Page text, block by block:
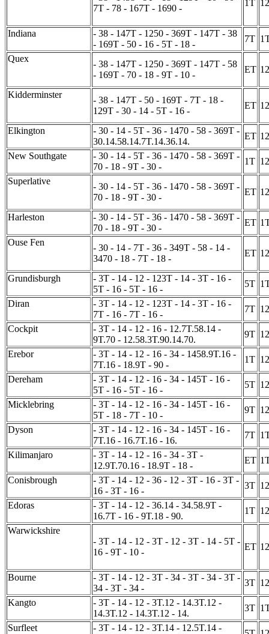
7T - 78 - 167T - 1690 -
1T 12
Indiana
- 38 - 147T - 1250 - 369T - 147T - 38
- 169T - 50 - 16 - 5T - 18 -
7T
Quex
- 38 - 147T - 1250 - 369T - 147T - 58
- 169T - 70 - 18 - 9T - 10 -
ET 12
Kidderminster
- 38 - 147T - 50 - 169T - 7T - 18 -
129T - 30 - 14 - 5T - 16 -
ET 12
Elkington
- 30 - 14 - 5T - 36 - 1470 - 58 - 369T -
30.14.58.14.7T.14.36.14.
ET 12
New Southgate
- 30 - 14 - 5T - 36 - 1470 - 58 - 369T -
70 - 18 - 9T - 30 -
1T 12
Superlative
- 30 - 14 - 5T - 36 - 1470 - 58 - 369T -
70 - 18 - 9T - 30 -
ET 12
Harleston
- 30 - 14 - 5T - 36 - 1470 - 58 - 369T -
70 - 18 - 9T - 30 -
ET
Ouse Fen
- 30 - 14 - 7T - 36 - 349T - 58 - 14 -
3470 - 18 - 7T - 18 -
ET 12
Grundisburgh
- 3T - 14 - 12 - 123T - 14 - 3T - 16 -
5T - 16 - 5T - 16 -
5T
Diran
- 3T - 14 - 12 - 123T - 14 - 3T - 16 -
7T - 16 - 7T - 16 -
7T 12
Cockpit
- 3T - 14 - 12 - 16 - 12.7T.58.14 -
9T.70 - 12.58.3T.90.14.70.
9T 12
Erebor
- 3T - 14 - 12 - 16 - 34 - 1458.9T.16 -
7T.16 - 18.9T - 90 -
1T 12
Dereham
- 3T - 14 - 12 - 16 - 34 - 145T - 16 -
5T - 16 - 5T - 16 -
5T 12
Micklebring
- 3T - 14 - 12 - 16 - 34 - 145T - 16 -
5T - 18 - 7T - 10 -
9T 12
Dyson
- 3T - 14 - 12 - 16 - 34 - 145T - 16 -
7T.16 - 16.7T.16 - 16.
7T
Kilimanjaro
- 3T - 14 - 12 - 16 - 34 - 3T -
12.9T.70.16 - 18.9T - 18 -
ET
Conisbrough
- 3T - 14 - 12 - 36 - 12 - 3T - 16 - 3T -
16 - 3T - 16 -
3T 12
Edoras
- 3T - 14 - 12 - 36.14 - 34.58.9T -
16.7T - 16 - 9T.18 - 90.
1T 12
Warwickshire
- 3T - 14 - 12 - 3T - 12 - 3T - 14 - 5T -
16 - 9T - 10 -
ET 12
Bourne
- 3T - 14 - 12 - 3T - 34 - 3T - 34 - 3T -
34 - 3T - 34 -
3T 12
Kangto
- 3T - 14 - 12 - 3T.12 - 14.3T.12 -
14.3T.12 - 14.3T.12 - 14.
3T
Surfleet
- 3T - 14 - 12 - 3T.14 - 12.5T.14 -